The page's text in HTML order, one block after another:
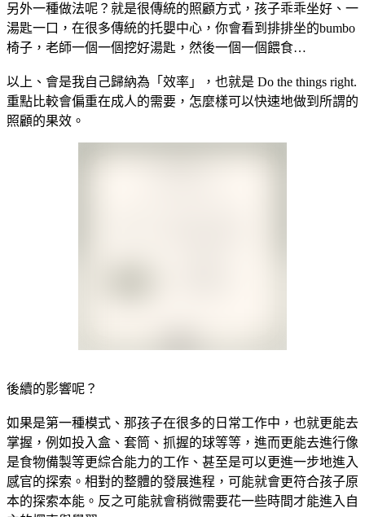
另外一種做法呢？就是很傳統的照顧方式，孩子乖乖坐好、一
湯匙一口，在很多傳統的托嬰中心，你會看到排排坐的bumbo
椅子，老師一個一個挖好湯匙，然後一個一個餵食…
以上、會是我自己歸納為「效率」，也就是 Do the things right.
重點比較會偏重在成人的需要，怎麼樣可以快速地做到所謂的
照顧的果效。
後續的影響呢？
如果是第一種模式、那孩子在很多的日常工作中，也就更能去
掌握，例如投入盒、套筒、抓握的球等等，進而更能去進行像
是食物備製等更綜合能力的工作、甚至是可以更進一步地進入
感官的探索。相對的整體的發展進程，可能就會更符合孩子原
本的探索本能。反之可能就會稍微需要花一些時間才能進入自